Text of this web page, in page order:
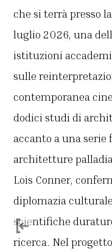
che si terrà presso
luglio 2026, una
istituzioni
sulle
contemporanea
dodici studi di
accanto a una
architetture
Lois Conner,
diplomazia
scientifiche
ricerca. Nel